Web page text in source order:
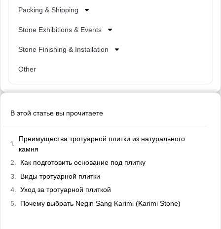
Packing & Shipping
Stone Exhibitions & Events
Stone Finishing & Installation
Other
В этой статье вы прочитаете
Преимущества тротуарной плитки из натурального
камня
Как подготовить основание под плитку
Виды тротуарной плитки
Уход за тротуарной плиткой
Почему выбрать Negin Sang Karimi (Karimi Stone)